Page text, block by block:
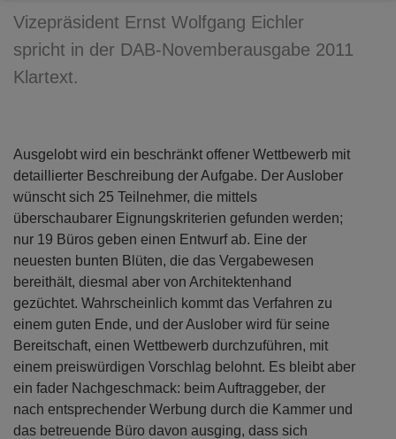
Vizepräsident Ernst Wolfgang Eichler
spricht in der DAB-Novemberausgabe 2011
Klartext.
Ausgelobt wird ein beschränkt offener Wettbewerb mit
detaillierter Beschreibung der Aufgabe. Der Auslober
wünscht sich 25 Teilnehmer, die mittels
überschaubarer Eignungskriterien gefunden werden;
nur 19 Büros geben einen Entwurf ab. Eine der
neuesten bunten Blüten, die das Vergabewesen
bereithält, diesmal aber von Architektenhand
gezüchtet. Wahrscheinlich kommt das Verfahren zu
einem guten Ende, und der Auslober wird für seine
Bereitschaft, einen Wettbewerb durchzuführen, mit
einem preiswürdigen Vorschlag belohnt. Es bleibt aber
ein fader Nachgeschmack: beim Auftraggeber, der
nach entsprechender Werbung durch die Kammer und
das betreuende Büro davon ausging, dass sich